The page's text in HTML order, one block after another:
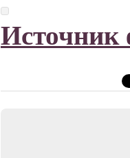
Источник